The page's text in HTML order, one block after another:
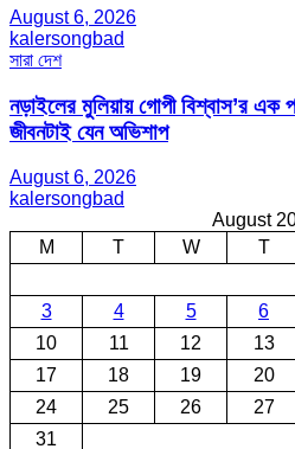
August 6, 2026
kalersongbad
সারা দেশ
নড়াইলের মুলিয়ায় গোপী বিশ্বাস’র এক
জীবনটাই যেন অভিশাপ
August 6, 2026
kalersongbad
August
M
T W T
3
4 5 6
10
11 12 13
17
18 19 20
24
25 26 27
31